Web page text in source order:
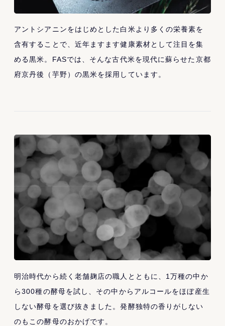
アントシアニンをはじめとした白米より多くの栄養素を
含有することで、近年ますます健康素材として注目を集
める黒米。FASでは、そんな古代米を現代に蘇らせた京都
府京丹後（芋野）の黒米を採用しています。
明治時代から続く老舗麹店の職人とともに、1万種の中か
ら300種の酵母を試し、その中からアルコールをほぼ産生
しない酵母を選び抜きました。発酵独特の香りがしない
のもこの酵母のおかげです。